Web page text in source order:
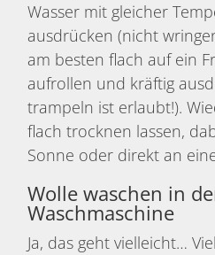
Wasser mit gleicher
ausdrücken (nicht
am besten flach auf ein
aufrollen und kräftig
trampeln ist erlaubt!).
flach trocknen lassen,
Sonne oder direkt an
Wolle waschen in
Waschmaschine
Ja, das geht vielleicht…